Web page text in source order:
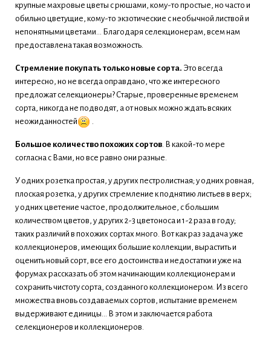
крупные махровые цветы с рюшами, кому-то простые, но часто и
обильно цветущие, кому-то экзотические с необычной листвой и
непонятными цветами... Благодаря селекционерам, всем нам
предоставлена такая возможность.
Стремление покупать только новые сорта. Это всегда
интересно, но не всегда оправдано, что же интересного
предложат селекционеры? Старые, проверенные временем
сорта, никогда не подводят, а от новых можно ждать всяких
неожиданностей
.
Большое количество похожих сортов. В какой-то мере
согласна с Вами, но все равно они разные.
У одних розетка простая, у других пестролистная; у одних ровная,
плоская розетка, у других стремление к поднятию листьев в верх;
у одних цветение частое, продолжительное, с большим
количеством цветов, у других 2-3 цветоноса и 1-2 раза в году;
таких различий в похожих сортах много. Вот как раз задача уже
коллекционеров, имеющих большие коллекции, вырастить и
оценить новый сорт, все его достоинства и недостатки и уже на
форумах рассказать об этом начинающим коллекционерам и
сохранить чистоту сорта, созданного коллекционером. Из всего
множества вновь создаваемых сортов, испытание временем
выдерживают единицы... В этом и заключается работа
селекционеров и коллекционеров.